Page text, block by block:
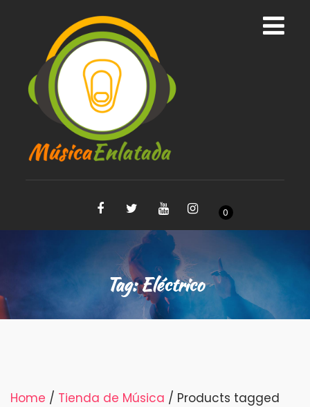
0
Tag:Eléctrico
Home / Tienda de Música / Products tagged